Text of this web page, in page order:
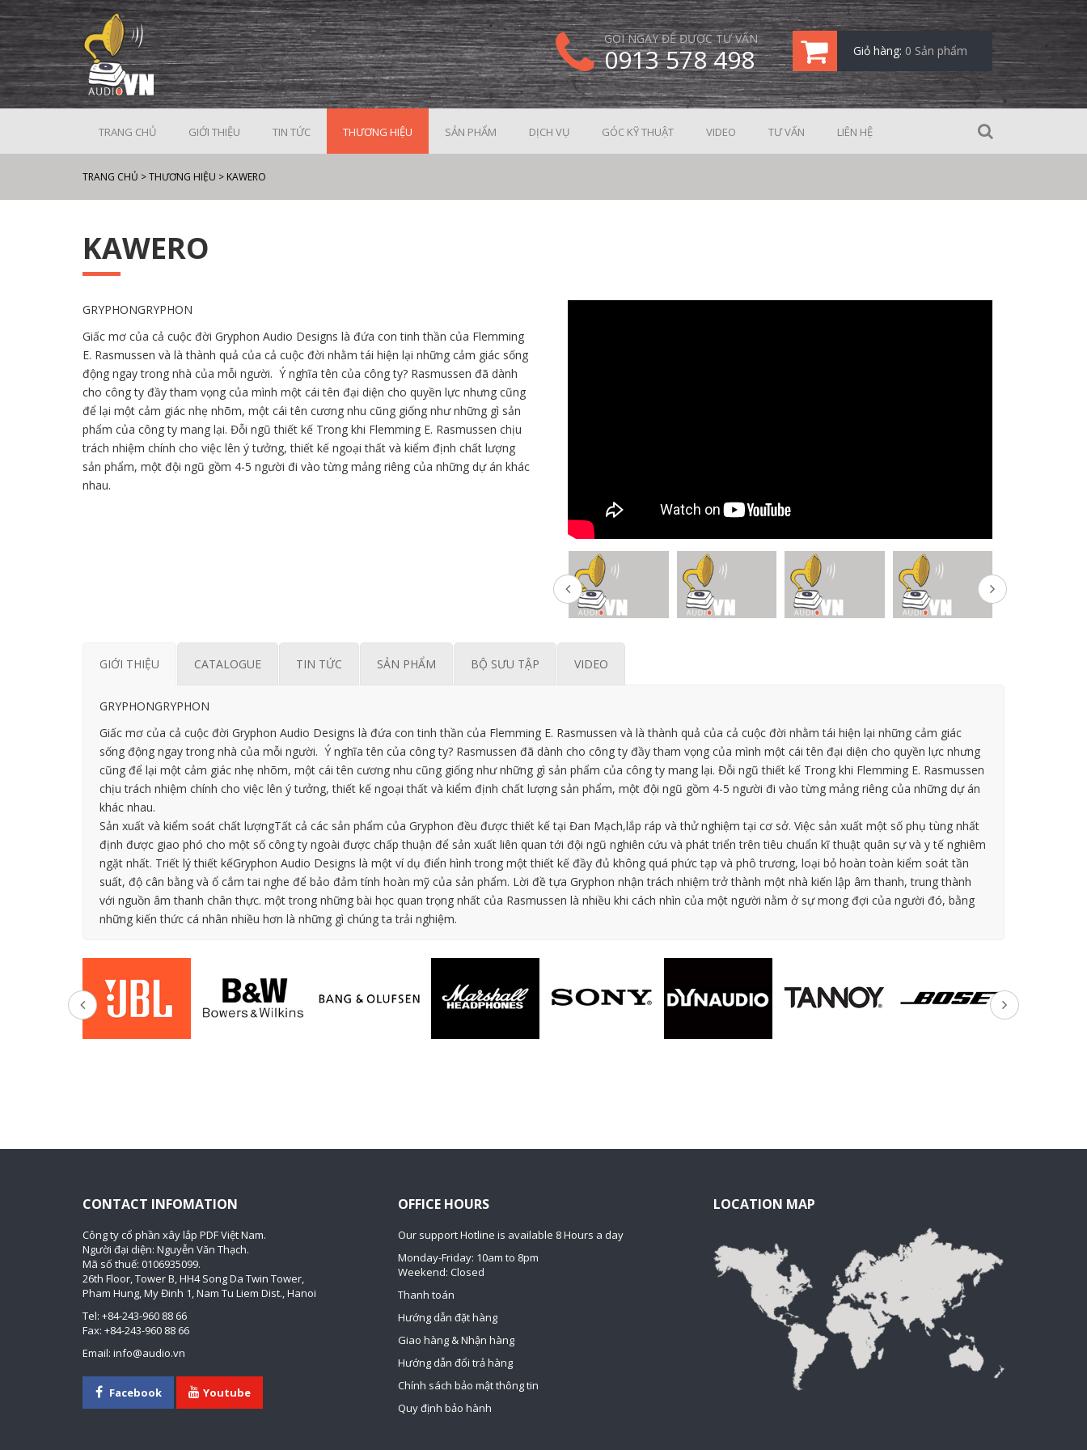
GỌI NGAY ĐỂ ĐƯỢC TƯ VẤN
0913 578 498 Giỏ hàng: 0 Sản phẩm
TRANG CHỦ GIỚI THIỆU TIN TỨC THƯƠNG HIỆU SẢN PHẨM DỊCH VỤ GÓC KỸ THUẬT VIDEO TƯ VẤN LIÊN HỆ
TRANG CHỦ >THƯƠNG HIỆU > KAWERO
KAWERO
GRYPHONGRYPHON
Giấc mơ của cả cuộc đời Gryphon Audio Designs là đứa con tinh thần của Flemming
E. Rasmussen và là thành quả của cả cuộc đời nhằm tái hiện lại những cảm giác sống
động ngay trong nhà của mỗi người. Ý nghĩa tên của công ty? Rasmussen đã dành
cho công ty đầy tham vọng của mình một cái tên đại diện cho quyền lực nhưng cũng
để lại một cảm giác nhẹ nhõm, một cái tên cương nhu cũng giống như những gì sản
phẩm của công ty mang lại. Đỗi ngũ thiết kế Trong khi Flemming E. Rasmussen chịu
trách nhiệm chính cho việc lên ý tưởng, thiết kế ngoại thất và kiểm định chất lượng
sản phẩm, một đội ngũ gồm 4-5 người đi vào từng mảng riêng của những dự án khác
nhau.
GIỚI THIỆU CATALOGUE TIN TỨC SẢN PHẨM BỘ SƯU TẬP VIDEO
GRYPHONGRYPHON
Giấc mơ của cả cuộc đời Gryphon Audio Designs là đứa con tinh thần của Flemming E. Rasmussen và là thành quả của cả cuộc đời nhằm tái hiện lại những cảm giác
sống động ngay trong nhà của mỗi người. Ý nghĩa tên của công ty? Rasmussen đã dành cho công ty đầy tham vọng của mình một cái tên đại diện cho quyền lực nhưng
cũng để lại một cảm giác nhẹ nhõm, một cái tên cương nhu cũng giống như những gì sản phẩm của công ty mang lại. Đỗi ngũ thiết kế Trong khi Flemming E. Rasmussen
chịu trách nhiệm chính cho việc lên ý tưởng, thiết kế ngoại thất và kiểm định chất lượng sản phẩm, một đội ngũ gồm 4-5 người đi vào từng mảng riêng của những dự án
khác nhau.
Sản xuất và kiểm soát chất lượngTất cả các sản phẩm của Gryphon đều được thiết kế tại Đan Mạch,lắp ráp và thử nghiệm tại cơ sở. Việc sản xuất một số phụ tùng nhất
định được giao phó cho một số công ty ngoài được chấp thuận để sản xuất liên quan tới đội ngũ nghiên cứu và phát triển trên tiêu chuẩn kĩ thuật quân sự và y tế nghiêm
ngặt nhất. Triết lý thiết kếGryphon Audio Designs là một ví dụ điển hình trong một thiết kế đầy đủ không quá phức tạp và phô trương, loại bỏ hoàn toàn kiểm soát tần
suất, độ cân bằng và ổ cắm tai nghe để bảo đảm tính hoàn mỹ của sản phẩm. Lời đề tựa Gryphon nhận trách nhiệm trở thành một nhà kiến lập âm thanh, trung thành
với nguồn âm thanh chân thực. một trong những bài học quan trọng nhất của Rasmussen là nhiều khi cách nhìn của một người nằm ở sự mong đợi của người đó, bằng
những kiến thức cá nhân nhiều hơn là những gì chúng ta trải nghiệm.
CONTACT INFOMATION
Công ty cổ phần xây lắp PDF Việt Nam.
Người đại diện: Nguyễn Văn Thạch.
Mã số thuế: 0106935099.
26th Floor, Tower B, HH4 Song Da Twin Tower,
Pham Hung, My Đinh 1, Nam Tu Liem Dist., Hanoi
Tel: +84-243-960 88 66
Fax: +84-243-960 88 66
Email: info@audio.vn
Facebook Youtube
OFFICE HOURS
Our support Hotline is available 8 Hours a day
Monday-Friday: 10am to 8pm
Weekend: Closed
Thanh toán
Hướng dẫn đặt hàng
Giao hàng & Nhận hàng
Hướng dẫn đổi trả hàng
Chính sách bảo mật thông tin
Quy định bảo hành
LOCATION MAP